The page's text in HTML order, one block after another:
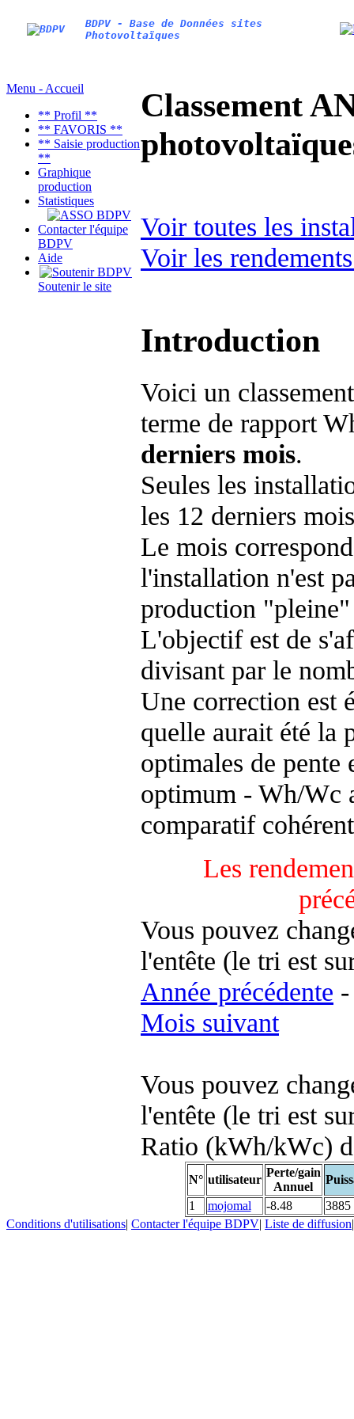
BDPV - Base de Données sites
Photovoltaïques
Menu - Accueil
** Profil **
** FAVORIS **
** Saisie production
**
Graphique
production
Statistiques
Contacter l'équipe
BDPV
Aide
Soutenir le site
Classement
Voir toutes les
Voir les
Introduction
Voici un
terme de rapport
derniers mois.
Seules les
les 12 derniers
Le mois
l'installation n'est
production "pleine"
L'objectif est de
divisant par le
Une correction est
quelle aurait été la
optimales de
optimum - Wh/Wc
comparatif
Les
Vous pouvez
l'entête (le tri est
Année précédente -
Mois suivant
Vous pouvez
l'entête (le tri est
Ratio (kWh/kWc)
N° utilisateur
Perte/gain
Annuel
1
mojomal -8.48
3885
Conditions d'utilisations| Contacter l'équipe BDPV| Liste de diffusion